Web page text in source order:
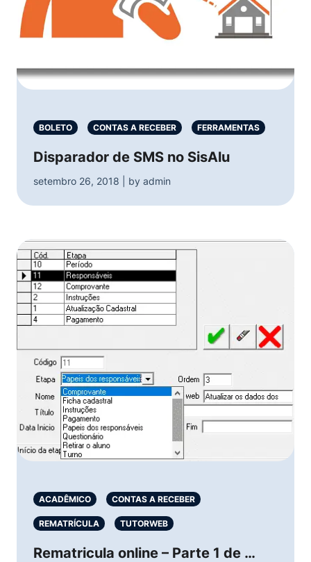
BOLETO CONTAS A RECEBER FERRAMENTAS
Disparador de SMS no SisAlu
setembro 26, 2018 | by admin
ACADÊMICO CONTAS A RECEBER
REMATRÍCULA TUTORWEB
Rematricula online – Parte 1 de …